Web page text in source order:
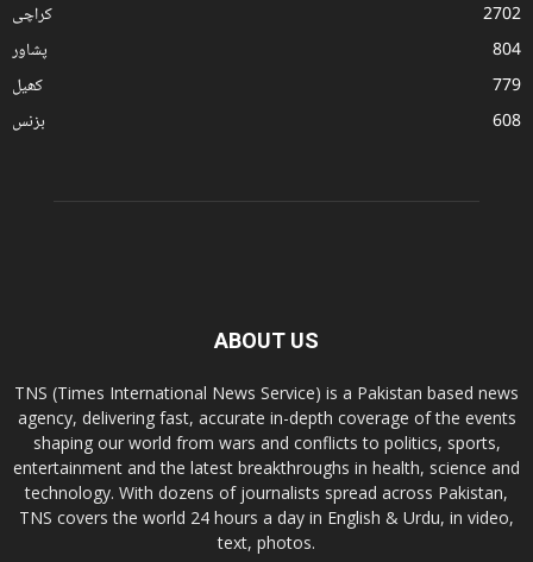
کراچی
2702
پشاور
804
کھیل
779
بزنس
608
ABOUT US
TNS (Times International News Service) is a Pakistan based news
agency, delivering fast, accurate in-depth coverage of the events
shaping our world from wars and conflicts to politics, sports,
entertainment and the latest breakthroughs in health, science and
technology. With dozens of journalists spread across Pakistan,
TNS covers the world 24 hours a day in English & Urdu, in video,
text, photos.